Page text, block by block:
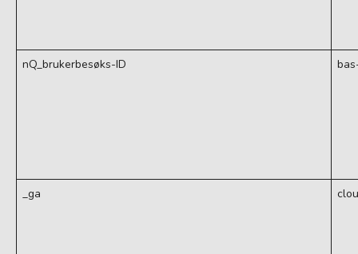
nQ_brukerbesøks-ID
_ga